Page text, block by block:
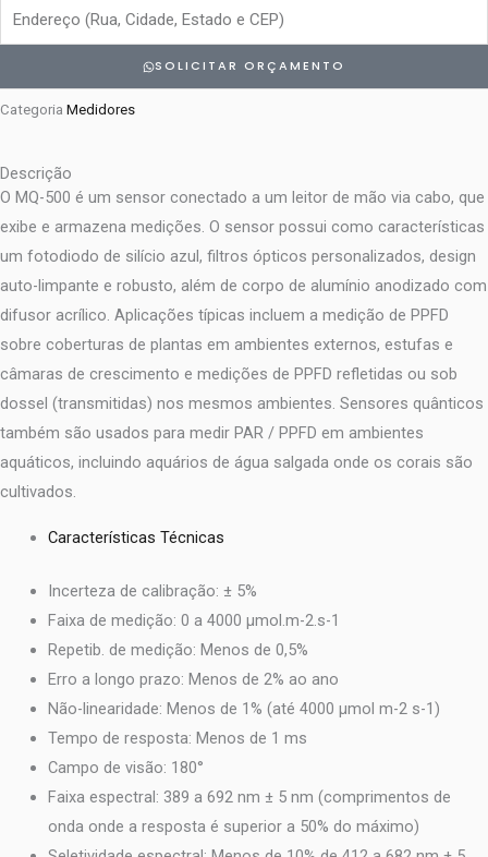
SOLICITAR ORÇAMENTO
Categoria Medidores
Descrição
O MQ-500 é um sensor conectado a um leitor de mão via cabo, que
exibe e armazena medições. O sensor possui como características
um fotodiodo de silício azul, filtros ópticos personalizados, design
auto-limpante e robusto, além de corpo de alumínio anodizado com
difusor acrílico. Aplicações típicas incluem a medição de PPFD
sobre coberturas de plantas em ambientes externos, estufas e
câmaras de crescimento e medições de PPFD refletidas ou sob
dossel (transmitidas) nos mesmos ambientes. Sensores quânticos
também são usados para medir PAR / PPFD em ambientes
aquáticos, incluindo aquários de água salgada onde os corais são
cultivados.
Características Técnicas
Incerteza de calibração: ± 5%
Faixa de medição: 0 a 4000 µmol.m-2.s-1
Repetib. de medição: Menos de 0,5%
Erro a longo prazo: Menos de 2% ao ano
Não-linearidade: Menos de 1% (até 4000 µmol m-2 s-1)
Tempo de resposta: Menos de 1 ms
Campo de visão: 180°
Faixa espectral: 389 a 692 nm ± 5 nm (comprimentos de
onda onde a resposta é superior a 50% do máximo)